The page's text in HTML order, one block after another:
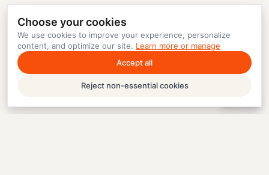
Choose your cookies
We use cookies to improve your experience, personalize
content, and optimize our site. Learn more or manage
Accept all
Reject non-essential cookies